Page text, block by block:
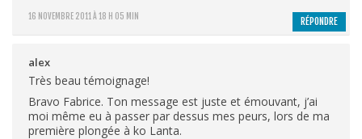
16 NOVEMBRE 2011 À 18 H 05 MIN RÉPONDRE
alex
Très beau témoignage!
Bravo Fabrice. Ton message est juste et émouvant, j’ai
moi même eu à passer par dessus mes peurs, lors de ma
première plongée à ko Lanta.